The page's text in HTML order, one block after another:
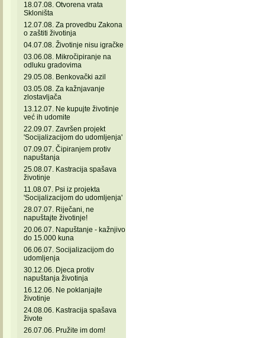
18.07.08. Otvorena vrata
Skloništa
12.07.08. Za provedbu Zakona
o zaštiti životinja
04.07.08. Životinje nisu igračke
03.06.08. Mikročipiranje na
odluku gradovima
29.05.08. Benkovački azil
03.05.08. Za kažnjavanje
zlostavljača
13.12.07. Ne kupujte životinje
već ih udomite
22.09.07. Završen projekt
'Socijalizacijom do udomljenja'
07.09.07. Čipiranjem protiv
napuštanja
25.08.07. Kastracija spašava
životinje
11.08.07. Psi iz projekta
'Socijalizacijom do udomljenja'
28.07.07. Riječani, ne
napuštajte životinje!
20.06.07. Napuštanje - kažnjivo
do 15.000 kuna
06.06.07. Socijalizacijom do
udomljenja
30.12.06. Djeca protiv
napuštanja životinja
16.12.06. Ne poklanjajte
životinje
24.08.06. Kastracija spašava
živote
26.07.06. Pružite im dom!